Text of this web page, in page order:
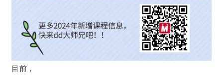
目前，